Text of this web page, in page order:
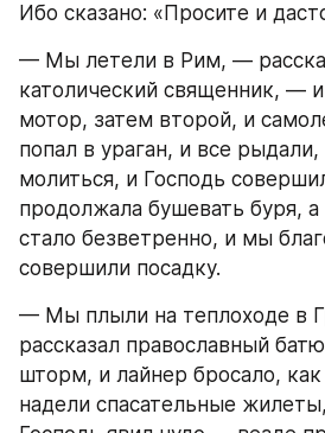
Ибо сказано: «Просите и
— Мы летели в Рим, —
католический священник, —
мотор, затем второй, и
попал в ураган, и все рыдали,
молиться, и Господь
продолжала бушевать буря, а
стало безветренно, и мы
совершили посадку.
— Мы плыли на теплоходе в
рассказал православный
шторм, и лайнер бросало,
надели спасательные